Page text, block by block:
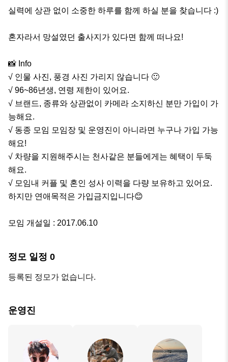
실력에 상관 없이 소중한 하루를 함께 하실 분을 찾습니다 :)
혼자라서 망설였던 출사지가 있다면 함께 떠나요!
📸 Info
√ 인물 사진, 풍경 사진 가리지 않습니다 🙂
√ 96~86년생, 연령 제한이 있어요.
√ 브랜드, 종류와 상관없이 카메라 소지하신 분만 가입이 가
능해요.
√ 동종 모임 모임장 및 운영진이 아니라면 누구나 가입 가능
해요!
√ 차량을 지원해주시는 천사같은 분들에게는 혜택이 두둑
해요.
√ 모임내 커플 및 혼인 성사 이력을 다량 보유하고 있어요.
하지만 연애목적은 가입금지입니다😊
모임 개설일 : 2017.06.10
정모 일정 0
등록된 정모가 없습니다.
운영진